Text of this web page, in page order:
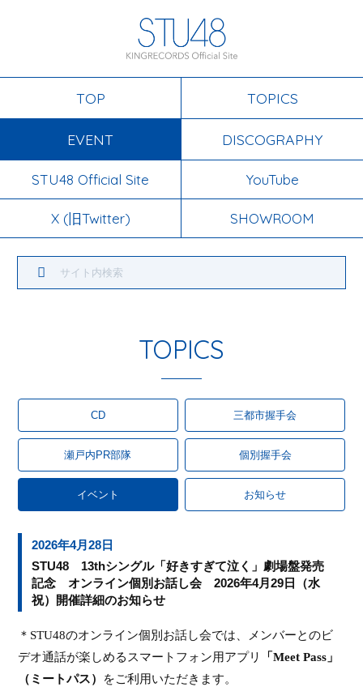
TOP TOPICS
EVENT DISCOGRAPHY
STU48 Official Site YouTube
X (旧Twitter) SHOWROOM
TOPICS
CD 三都市握手会
瀬戸内PR部隊 個別握手会
イベント お知らせ
2026年4月28日
STU48 13thシングル「好きすぎて泣く」劇場盤発売
記念 オンライン個別お話し会 2026年4月29日（水
祝）開催詳細のお知らせ
＊ STU48のオンライン個別お話し会では、メンバーとのビ
デオ通話が楽しめるスマートフォン用アプリ
「Meet Pass 」
（ミートパス）
をご利用いただきます。